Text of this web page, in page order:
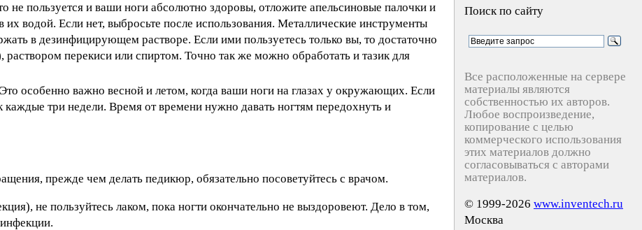
пользуется и ваши ноги абсолютно здоровы, отложите апельсиновые палочки и
водой. Если нет, выбросьте после использования. Металлические инструменты
в дезинфицирующем растворе. Если ими пользуетесь только вы, то достаточно
перекиси или спиртом. Точно так же можно обработать и тазик для
особенно важно весной и летом, когда ваши ноги на глазах у окружающих. Если
каждые три недели. Время от времени нужно давать ногтям передохнуть и
прежде чем делать педикюр, обязательно посоветуйтесь с врачом.
не пользуйтесь лаком, пока ногти окончательно не выздоровеют. Дело в том,
Поиск по сайту
Все расположенные на сервере
материалы являются
собственностью их авторов.
Любое воспроизведение,
копирование с целью
коммерческого использования
этих материалов должно
согласовываться с авторами
материалов.
© 1999-2026 www.inventech.ru
Москва